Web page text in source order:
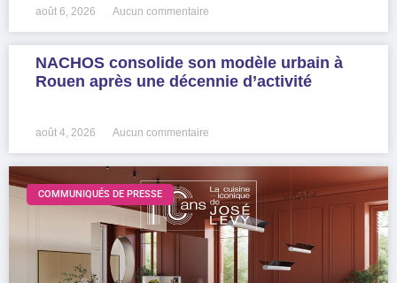
août 6, 2026 Aucun commentaire
NACHOS consolide son modèle urbain à
Rouen après une décennie d’activité
août 4, 2026 Aucun commentaire
COMMUNIQUÉS DE PRESSE